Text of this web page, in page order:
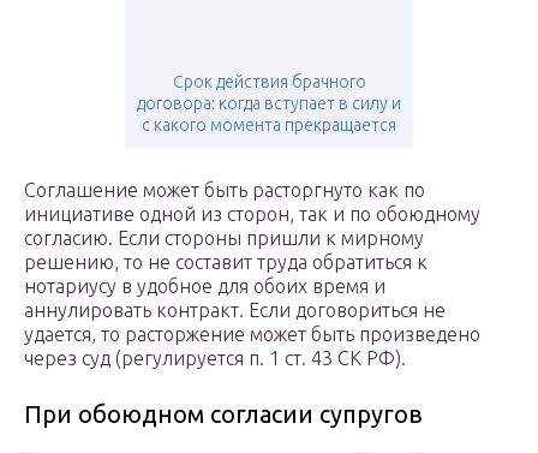
Срок действия брачного
договора: когда вступает в силу и
с какого момента прекращается
Соглашение может быть расторгнуто как по
инициативе одной из сторон, так и по обоюдному
согласию. Если стороны пришли к мирному
решению, то не составит труда обратиться к
нотариусу в удобное для обоих время и
аннулировать контракт. Если договориться не
удается, то расторжение может быть произведено
через суд (регулируется п. 1 ст. 43 СК РФ).
При обоюдном согласии супругов